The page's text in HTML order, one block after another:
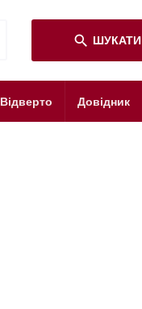
search ШУКАТИ
Відверто Довідник